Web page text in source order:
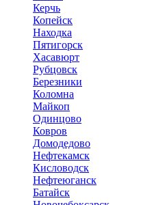
Керчь
Копейск
Находка
Пятигорск
Хасавюрт
Рубцовск
Березники
Коломна
Майкоп
Одинцово
Ковров
Домодедово
Нефтекамск
Кисловодск
Нефтеюганск
Батайск